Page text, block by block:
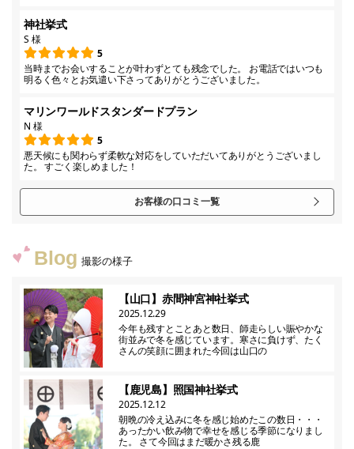
神社挙式
S 様
5
当時までお会いすることが叶わずとても残念でした。 お電話ではいつも
明るく色々とお気遣い下さってありがとうございました。
マリンワールドスタンダードプラン
N 様
5
悪天候にも関わらず柔軟な対応をしていただいてありがとうございまし
た。 すごく楽しめました！
お客様の口コミ一覧
Blog 撮影の様子
【山口】赤間神宮神社挙式
2025.12.29
今年も残すとことあと数日、師走らしい賑やかな
街並みで冬を感じています。寒さに負けず、たく
さんの笑顔に囲まれた今回は山口の
【鹿児島】照国神社挙式
2025.12.12
朝晩の冷え込みに冬を感じ始めたこの数日・・・
あったかい飲み物で幸せを感じる季節になりまし
た。 さて今回はまだ暖かさ残る鹿